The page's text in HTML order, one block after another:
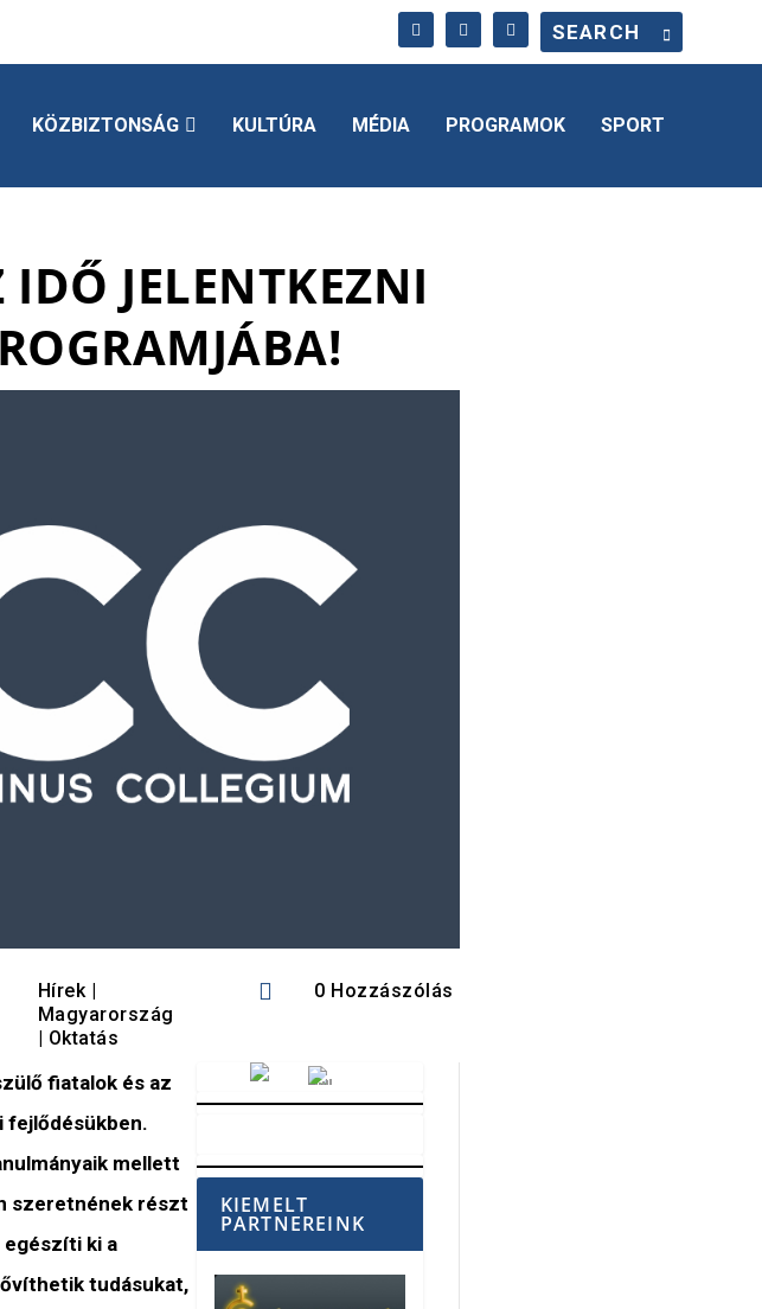
KÖZBIZTONSÁG KULTÚRA MÉDIA PROGRAMOK SPORT
JELENTKEZNI
Hírek|
Magyarország
Oktatás
 0 Hozzászólás
fiatalok és az
fejlődésükben.
mellett
szeretnének részt
egészíti ki a
tudásukat,
KIEMELT
PARTNEREINK